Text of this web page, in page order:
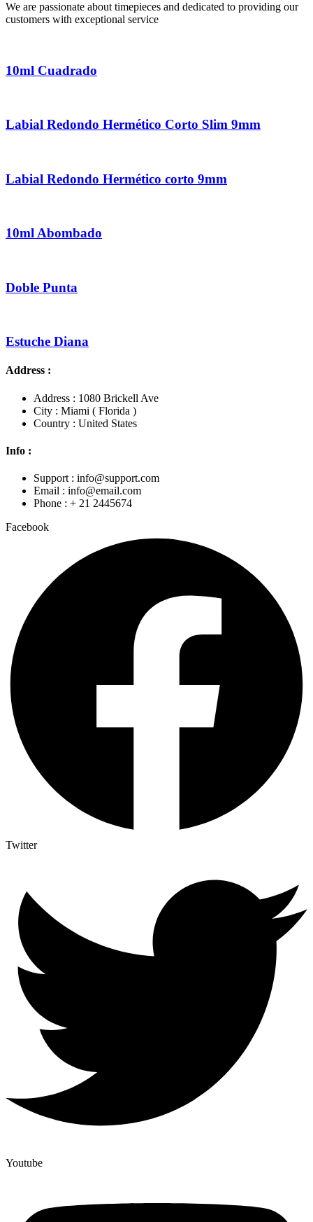
We are passionate about timepieces and dedicated to providing our
customers with exceptional service
10ml Cuadrado
Labial Redondo Hermético Corto Slim 9mm
Labial Redondo Hermético corto 9mm
10ml Abombado
Doble Punta
Estuche Diana
Address :
Address : 1080 Brickell Ave
City : Miami ( Florida )
Country : United States
Info :
Support : info@support.com
Email : info@email.com
Phone : + 21 2445674
Facebook
Twitter
Youtube